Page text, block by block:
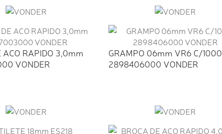
ACO RAPIDO 3,0mm
VONDER
GRAMPO 06mm VR6 C/1000
2898406000 VONDER